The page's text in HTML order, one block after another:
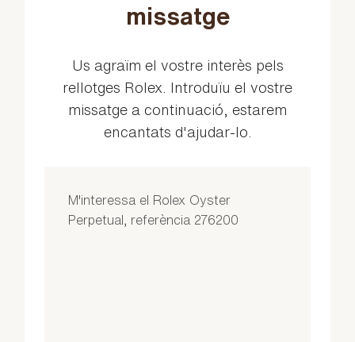
missatge
Us agraïm el vostre interès pels
rellotges Rolex. Introduïu el vostre
missatge a continuació, estarem
encantats d'ajudar-lo.